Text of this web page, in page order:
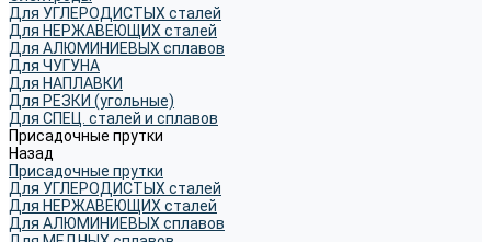
Для УГЛЕРОДИСТЫХ сталей
Для НЕРЖАВЕЮЩИХ сталей
Для АЛЮМИНИЕВЫХ сплавов
Для ЧУГУНА
Для НАПЛАВКИ
Для РЕЗКИ (угольные)
Для СПЕЦ. сталей и сплавов
Присадочные прутки
Назад
Присадочные прутки
Для УГЛЕРОДИСТЫХ сталей
Для НЕРЖАВЕЮЩИХ сталей
Для АЛЮМИНИЕВЫХ сплавов